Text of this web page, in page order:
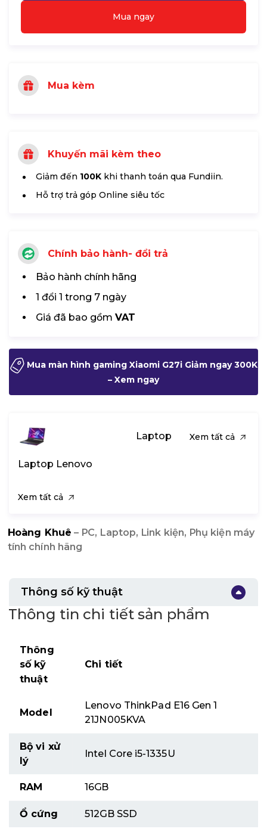
Mua ngay
Mua kèm
Khuyến mãi kèm theo
Giảm đến 100K khi thanh toán qua Fundiin.
Hỗ trợ trả góp Online siêu tốc
Chính bảo hành- đổi trả
Bảo hành chính hãng
1 đổi 1 trong 7 ngày
Giá đã bao gồm VAT
Mua màn hình gaming Xiaomi G27i Giảm ngay 300K
– Xem ngay
Laptop Xem tất cả
Laptop Lenovo
Xem tất cả
Hoàng Khuê – PC, Laptop, Link kiện, Phụ kiện máy
tính chính hãng
Thông số kỹ thuật
Thông tin chi tiết sản phẩm
Thông
số kỹ
thuật
Chi tiết
Model
Lenovo ThinkPad E16 Gen 1
21JN005KVA
Bộ vi xử
lý
Intel Core i5-1335U
RAM 16GB
Ổ cứng 512GB SSD